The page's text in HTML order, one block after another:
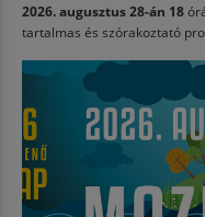
2026. augusztus 28-án 18
tartalmas és szórakoztató